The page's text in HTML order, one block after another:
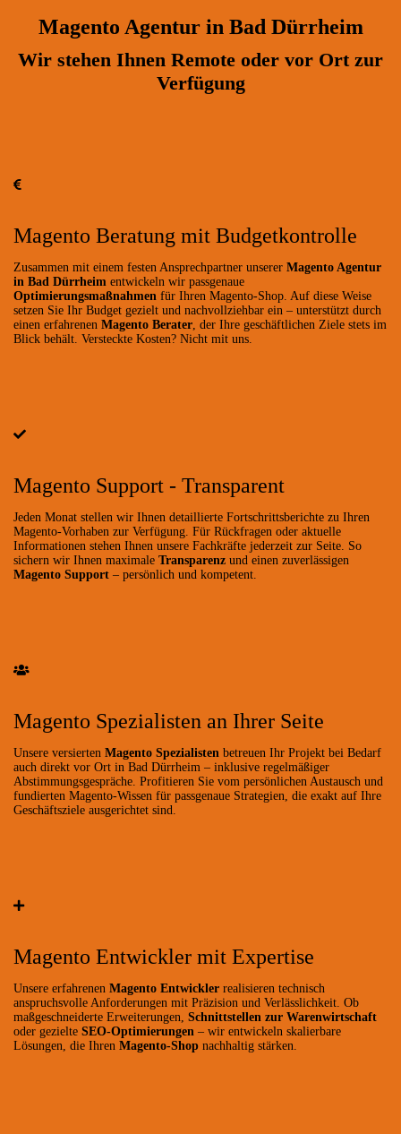
Magento Agentur in Bad Dürrheim
Wir stehen Ihnen Remote oder vor Ort zur
Verfügung
Magento Beratung mit Budgetkontrolle
Zusammen mit einem festen Ansprechpartner unserer Magento Agentur
in Bad Dürrheim entwickeln wir passgenaue
Optimierungsmaßnahmen für Ihren Magento-Shop. Auf diese Weise
setzen Sie Ihr Budget gezielt und nachvollziehbar ein – unterstützt durch
einen erfahrenen Magento Berater , der Ihre geschäftlichen Ziele stets im
Blick behält. Versteckte Kosten? Nicht mit uns.
Magento Support - Transparent
Jeden Monat stellen wir Ihnen detaillierte Fortschrittsberichte zu Ihren
Magento-Vorhaben zur Verfügung. Für Rückfragen oder aktuelle
Informationen stehen Ihnen unsere Fachkräfte jederzeit zur Seite. So
sichern wir Ihnen maximale Transparenz und einen zuverlässigen
Magento Support – persönlich und kompetent.
Magento Spezialisten an Ihrer Seite
Unsere versierten Magento Spezialisten betreuen Ihr Projekt bei Bedarf
auch direkt vor Ort in Bad Dürrheim – inklusive regelmäßiger
Abstimmungsgespräche. Profitieren Sie vom persönlichen Austausch und
fundierten Magento-Wissen für passgenaue Strategien, die exakt auf Ihre
Geschäftsziele ausgerichtet sind.
Magento Entwickler mit Expertise
Unsere erfahrenen Magento Entwickler realisieren technisch
anspruchsvolle Anforderungen mit Präzision und Verlässlichkeit. Ob
maßgeschneiderte Erweiterungen, Schnittstellen zur Warenwirtschaft
oder gezielte SEO-Optimierungen – wir entwickeln skalierbare
Lösungen, die Ihren Magento-Shop nachhaltig stärken.